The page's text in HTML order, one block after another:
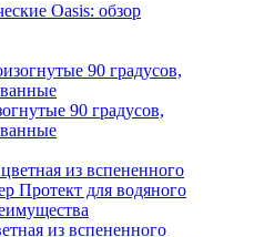
Oasis: обзор
90 градусов,
из вспененного